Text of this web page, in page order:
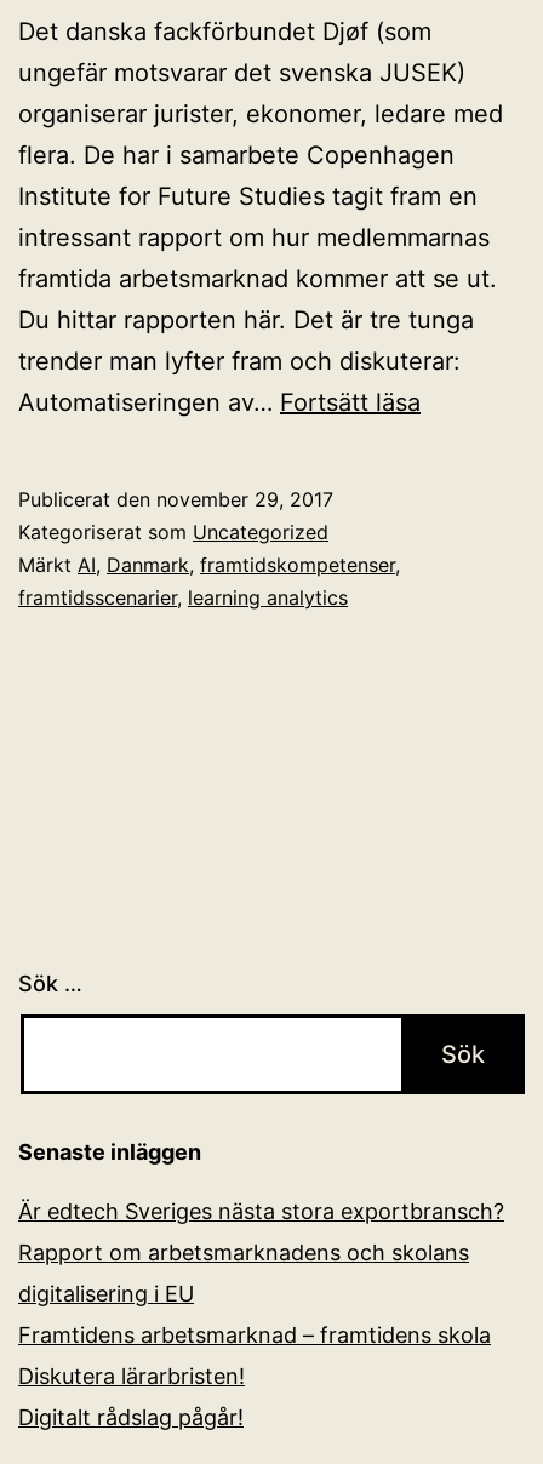
Det danska fackförbundet Djøf (som
ungefär motsvarar det svenska JUSEK)
organiserar jurister, ekonomer, ledare med
flera. De har i samarbete Copenhagen
Institute for Future Studies tagit fram en
intressant rapport om hur medlemmarnas
framtida arbetsmarknad kommer att se ut.
Du hittar rapporten här. Det är tre tunga
trender man lyfter fram och diskuterar:
Automatiseringen av… Fortsätt läsa
Publicerat den november 29, 2017
Kategoriserat som Uncategorized
Märkt AI, Danmark, framtidskompetenser,
framtidsscenarier, learning analytics
Sök …
Senaste inläggen
Är edtech Sveriges nästa stora exportbransch?
Rapport om arbetsmarknadens och skolans
digitalisering i EU
Framtidens arbetsmarknad – framtidens skola
Diskutera lärarbristen!
Digitalt rådslag pågår!